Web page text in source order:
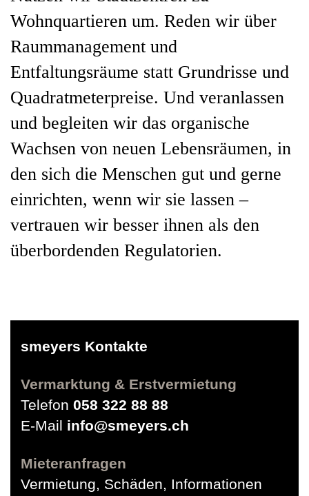
Wohnquartieren um. Reden wir über
Raummanagement und
Entfaltungsräume statt Grundrisse und
Quadratmeterpreise. Und veranlassen
und begleiten wir das organische
Wachsen von neuen Lebensräumen, in
den sich die Menschen gut und gerne
einrichten, wenn wir sie lassen –
vertrauen wir besser ihnen als den
überbordenden Regulatorien.
smeyers Kontakte
Vermarktung & Erstvermietung
Telefon 058 322 88 88
E-Mail info@smeyers.ch
Mieteranfragen
Vermietung, Schäden, Informationen